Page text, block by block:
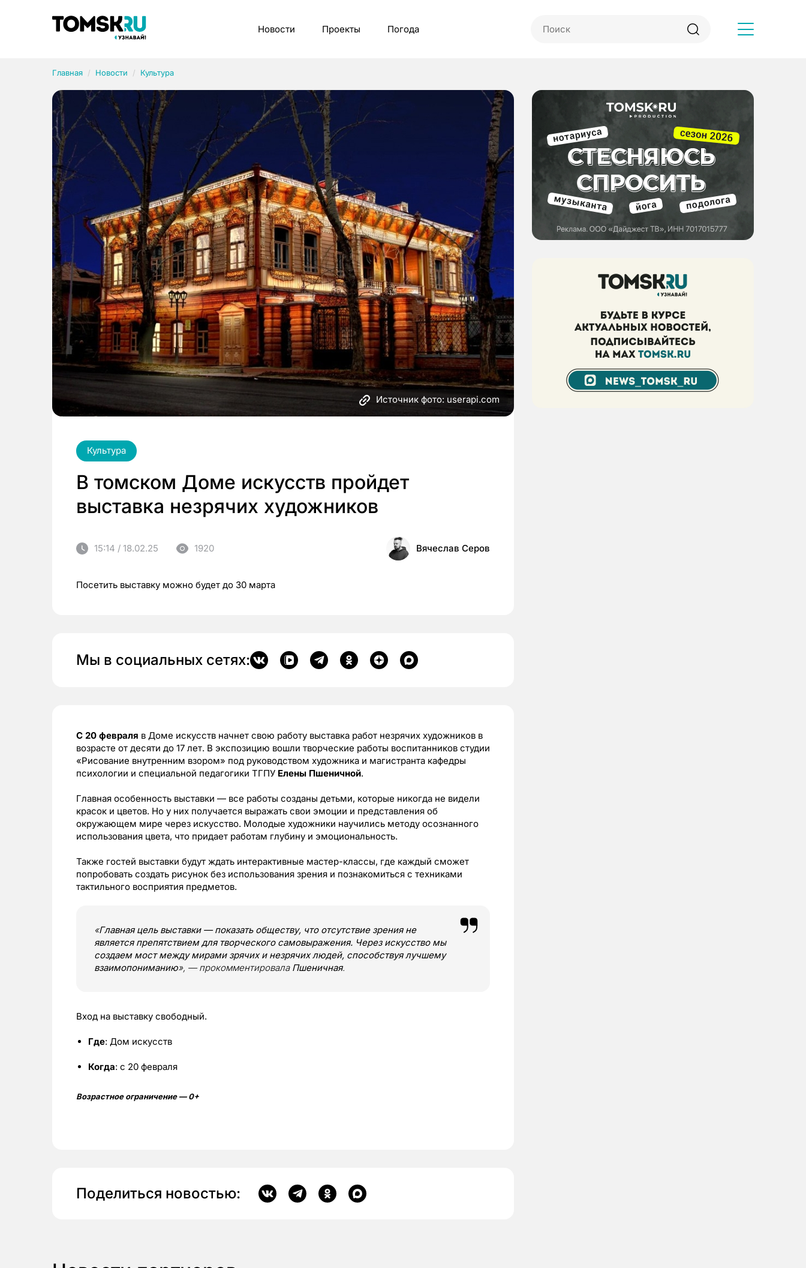
Новости Проекты Погода
Главная Новости Культура
Источник фото: userapi.com
Культура
В томском Доме искусств пройдет
выставка незрячих художников
15:14 / 18.02.25 1920 Вячеслав Серов
Посетить выставку можно будет до 30 марта
Мы в социальных сетях:
С 20 февраля в Доме искусств начнет свою работу выставка работ незрячих художников в
возрасте от десяти до 17 лет. В экспозицию вошли творческие работы воспитанников студии
«Рисование внутренним взором» под руководством художника и магистранта кафедры
психологии и специальной педагогики ТГПУ Елены Пшеничной.
Главная особенность выставки — все работы созданы детьми, которые никогда не видели
красок и цветов. Но у них получается выражать свои эмоции и представления об
окружающем мире через искусство. Молодые художники научились методу осознанного
использования цвета, что придает работам глубину и эмоциональность.
Также гостей выставки будут ждать интерактивные мастер-классы, где каждый сможет
попробовать создать рисунок без использования зрения и познакомиться с техниками
тактильного восприятия предметов.
«Главная цель выставки — показать обществу, что отсутствие зрения не
является препятствием для творческого самовыражения. Через искусство мы
создаем мост между мирами зрячих и незрячих людей, способствуя лучшему
взаимопониманию», — прокомментировала Пшеничная.
Вход на выставку свободный.
Где: Дом искусств
Когда: с 20 февраля
Возрастное ограничение — 0+
Поделиться новостью:
Рубрики